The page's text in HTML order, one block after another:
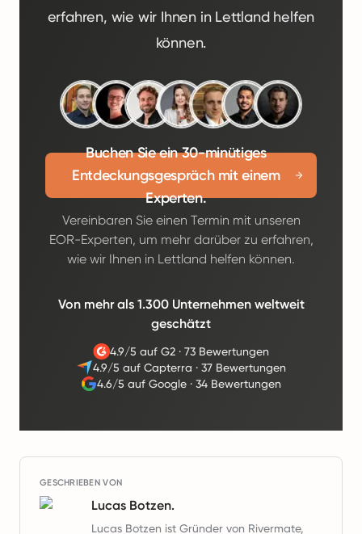
erfahren, wie wir Ihnen in Lettland helfen
können.
Buchen Sie ein 30-minütiges
Entdeckungsgespräch mit einem
Experten.
Vereinbaren Sie einen Termin mit unseren
EOR-Experten, um mehr darüber zu erfahren,
wie wir Ihnen in Lettland helfen können.
Von mehr als 1.300 Unternehmen weltweit
geschätzt
4.9/5 auf G2· 73 Bewertungen
4.9/5 auf Capterra · 37 Bewertungen
4.6/5 auf Google ·34 Bewertungen
GESCHRIEBEN VON
Lucas Botzen.
Lucas Botzen ist Gründer von Rivermate,